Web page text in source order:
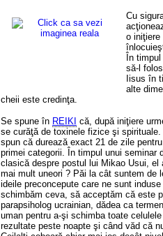
Cu
o iniţiere
În
să-l
Iisus în
alte
cheii este credinţa.
Se spune în REIKI că, după iniţiere
se curăţă de toxinele fizice şi
spun că durează exact 21 de zile
primei categorii. În timpul unui seminar
clasică despre postul lui Mikao Usui, el
mai mult uneori ? Păi la cât suntem de
ideile preconcepute care ne sunt
schimbăm ceva, să acceptăm că este
parapsiholog ucrainian, dădea ca
uman pentru a-şi schimba toate
rezultate peste noapte şi când văd că